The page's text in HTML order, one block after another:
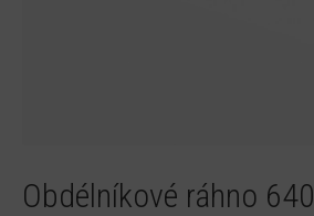
Obdélníkové ráhno 640